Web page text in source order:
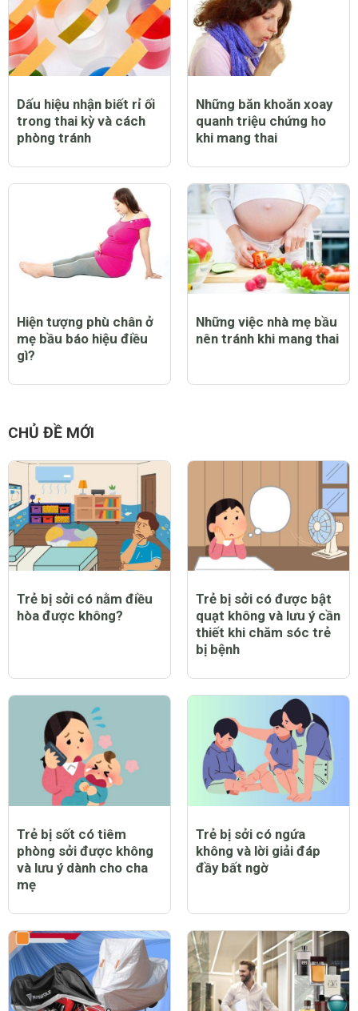
Dấu hiệu nhận biết rỉ ối
trong thai kỳ và cách
phòng tránh
Những băn khoăn xoay
quanh triệu chứng ho
khi mang thai
Hiện tượng phù chân ở
mẹ bầu báo hiệu điều
gì?
Những việc nhà mẹ bầu
nên tránh khi mang thai
CHỦ ĐỀ MỚI
Trẻ bị sởi có nằm điều
hòa được không?
Trẻ bị sởi có được bật
quạt không và lưu ý cần
thiết khi chăm sóc trẻ
bị bệnh
Trẻ bị sốt có tiêm
phòng sởi được không
và lưu ý dành cho cha
mẹ
Trẻ bị sởi có ngứa
không và lời giải đáp
đầy bất ngờ